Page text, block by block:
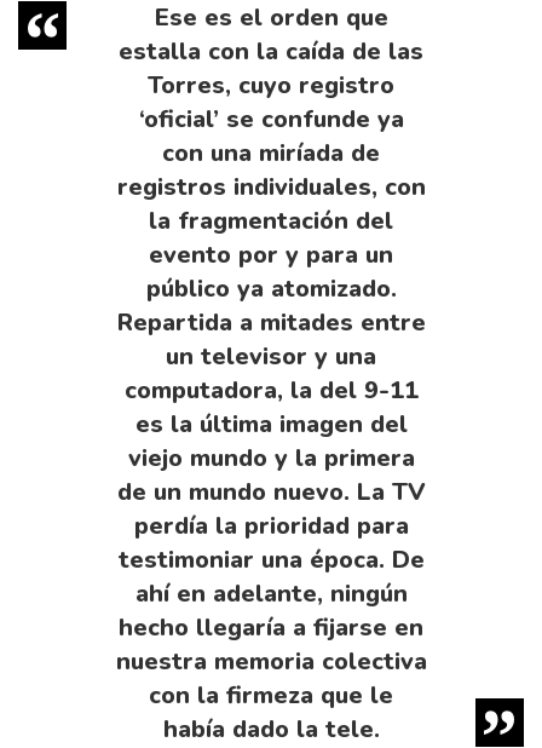
Ese es el orden que
estalla con la caída de las
Torres, cuyo registro
‘oficial’ se confunde ya
con una miríada de
registros individuales, con
la fragmentación del
evento por y para un
público ya atomizado.
Repartida a mitades entre
un televisor y una
computadora, la del 9-11
es la última imagen del
viejo mundo y la primera
de un mundo nuevo. La TV
perdía la prioridad para
testimoniar una época. De
ahí en adelante, ningún
hecho llegaría a fijarse en
nuestra memoria colectiva
con la firmeza que le
había dado la tele.